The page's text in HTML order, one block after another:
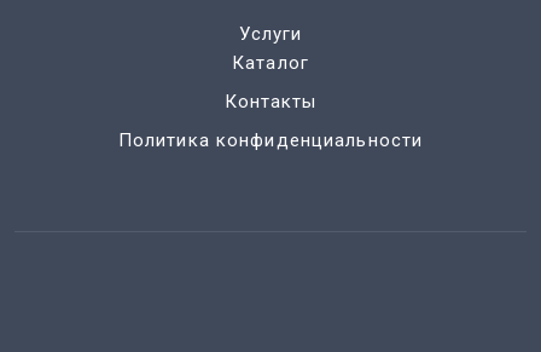
Услуги
Каталог
Контакты
Политика конфиденциальности